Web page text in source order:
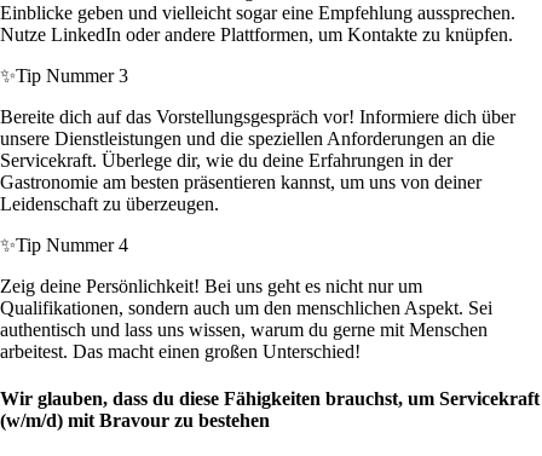
Einblicke geben und vielleicht sogar eine Empfehlung aussprechen.
Nutze LinkedIn oder andere Plattformen, um Kontakte zu knüpfen.
✨Tip Nummer 3
Bereite dich auf das Vorstellungsgespräch vor! Informiere dich über
unsere Dienstleistungen und die speziellen Anforderungen an die
Servicekraft. Überlege dir, wie du deine Erfahrungen in der
Gastronomie am besten präsentieren kannst, um uns von deiner
Leidenschaft zu überzeugen.
✨Tip Nummer 4
Zeig deine Persönlichkeit! Bei uns geht es nicht nur um
Qualifikationen, sondern auch um den menschlichen Aspekt. Sei
authentisch und lass uns wissen, warum du gerne mit Menschen
arbeitest. Das macht einen großen Unterschied!
Wir glauben, dass du diese Fähigkeiten brauchst, um Servicekraft
(w/m/d) mit Bravour zu bestehen